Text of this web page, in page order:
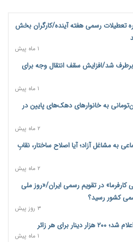
متقاضیان رسید؛ اولویت با پروژه‌های
بازنشستگی؛ اعتماد بیمه‌پردازان را
بر افزایش مزد پایه و شفافیت سبد
کارآفرینی امید از حمایت متفاوت
۳۰ درصد کاهش یافت؛ وعده وزارت نیرو برای رفع
تعطیلات رسمی هفته آینده/کارگران بخش
۱ ماه پیش
۴ بانک برطرف شد/افزایش سقف انتقال وجه برای
۱ ماه پیش
۳۰ میلیون‌تومانی به خانوارهای دهک‌های پایین در
۲ ماه پیش
به مشاغل آزاد؛ آیا اصلاح ساختار، نقابِ
۲ ماه پیش
کارفرما» در تقویم رسمی ایران/«روز ملی
کشور رسید؟
۳ روز پیش
۱ ماه پیش